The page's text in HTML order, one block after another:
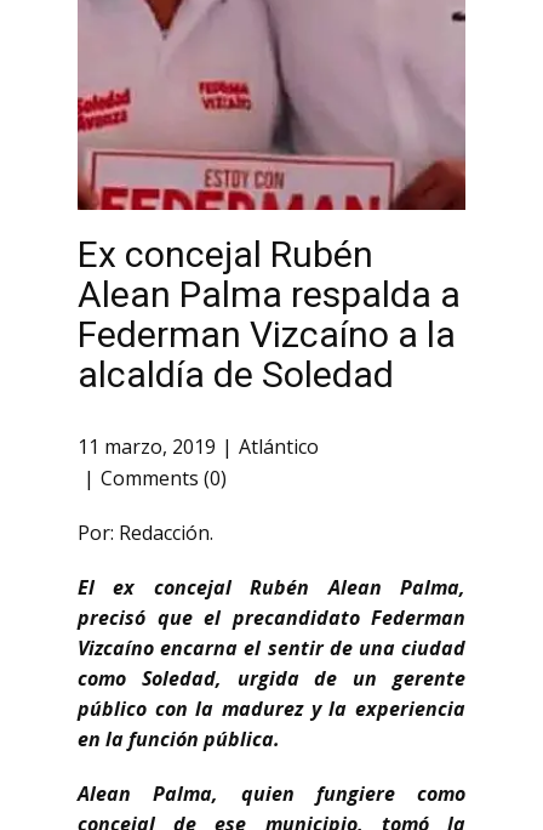
Ex concejal Rubén
Alean Palma respalda a
Federman Vizcaíno a la
alcaldía de Soledad
11 marzo, 2019
Atlántico
Comments (0)
Por: Redacción.
El ex concejal Rubén Alean Palma,
precisó que el precandidato Federman
Vizcaíno encarna el sentir de una ciudad
como Soledad, urgida de un gerente
público con la madurez y la experiencia
en la función pública.
Alean Palma, quien fungiere como
concejal de ese municipio, tomó la